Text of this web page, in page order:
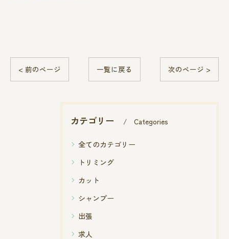
< 前のページ 一覧に戻る 次のページ >
カテゴリー Categories
全てのカテゴリー
トリミング
カット
シャンプー
出張
求人